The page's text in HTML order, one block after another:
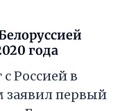
года
Россией в
заявил первый